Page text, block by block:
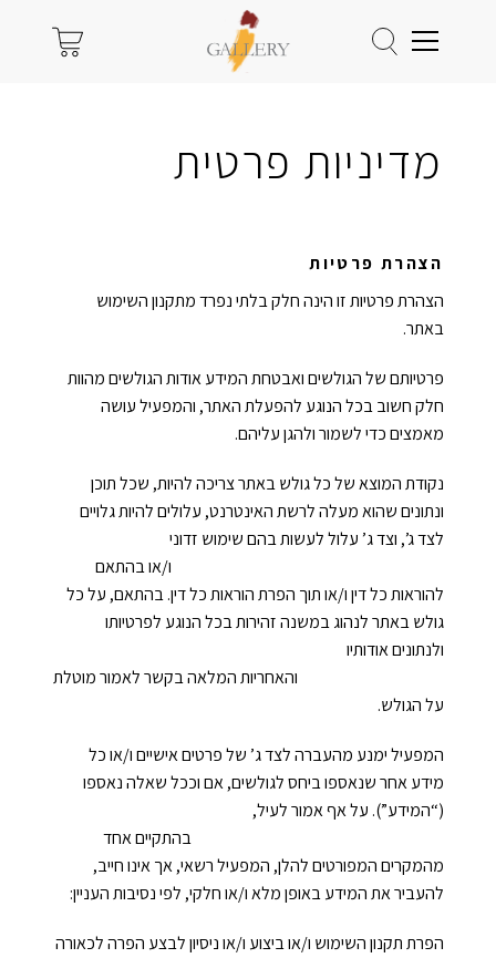
0545607739
info@igallery.co.il
הנהלה
artist@igallery.co.il אמנים
שֵׁם*
אימייל*
הוֹדָעָה
מדיניות פרטית
הצהרת פרטיות
הצהרת פרטיות זו הינה חלק בלתי נפרד מתקנון השימוש
באתר.
פרטיותם של הגולשים ואבטחת המידע אודות הגולשים מהוות
חלק חשוב בכל הנוגע להפעלת האתר, והמפעיל עושה
מאמצים כדי לשמור ולהגן עליהם.
נקודת המוצא של כל גולש באתר צריכה להיות, שכל תוכן
ונתונים שהוא מעלה לרשת האינטרנט, עלולים להיות גלויים
לצד ג’, וצד ג’ עלול לעשות בהם שימוש זדוני
ו/או בהתאם
להוראות כל דין ו/או תוך הפרת הוראות כל דין. בהתאם, על כל
גולש באתר לנהוג במשנה זהירות בכל הנוגע לפרטיותו
ולנתונים אודותיו
והאחריות המלאה בקשר לאמור מוטלת
על הגולש.
המפעיל ימנע מהעברה לצד ג’ של פרטים אישיים ו/או כל
מידע אחר שנאספו ביחס לגולשים, אם וככל שאלה נאספו
(“המידע”). על אף אמור לעיל,
בהתקיים אחד
מהמקרים המפורטים להלן, המפעיל רשאי, אך אינו חייב,
להעביר את המידע באופן מלא ו/או חלקי, לפי נסיבות העניין:
הפרת תקנון השימוש ו/או ביצוע ו/או ניסיון לבצע הפרה לכאורה
ללקוחות רשומים מגיע
ליהנות ממבצעים והטבות (אבל באמת שווים).
תהליך רכישה מהיר ונוח.
לעקוב אחרי ההזמנות שבצעתם.
שם פרטי
שם משפחה
פרטי התחברות